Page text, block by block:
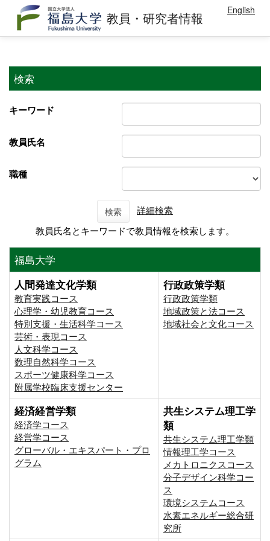
教員・研究者情報 English
検索
キーワード
教員氏名
職種
検索
詳細検索
教員氏名とキーワードで教員情報を検索します。
福島大学
人間発達文化学類
教育実践コース
心理学・幼児教育コース
特別支援・生活科学コース
芸術・表現コース
人文科学コース
数理自然科学コース
スポーツ健康科学コース
附属学校臨床支援センター
行政政策学類
行政政策学類
地域政策と法コース
地域社会と文化コース
経済経営学類
経済学コース
経営学コース
グローバル・エキスパート・プロ
グラム
共生システム理工学
類
共生システム理工学類
情報理工学コース
メカトロニクスコース
分子デザイン科学コー
ス
環境システムコース
⽔素エネルギー総合研
究所